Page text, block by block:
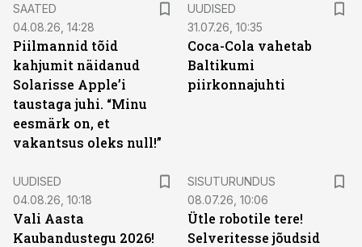
SAATED
04.08.26, 14:28
Piilmannid tõid
kahjumit näidanud
Solarisse Apple’i
taustaga juhi. “Minu
eesmärk on, et
vakantsus oleks null!”
UUDISED
31.07.26, 10:35
Coca-Cola vahetab
Baltikumi
piirkonnajuhti
UUDISED
04.08.26, 10:18
Vali Aasta
Kaubandustegu 2026!
SISUTURUNDUS
08.07.26, 10:06
Ütle robotile tere!
Selveritesse jõudsid